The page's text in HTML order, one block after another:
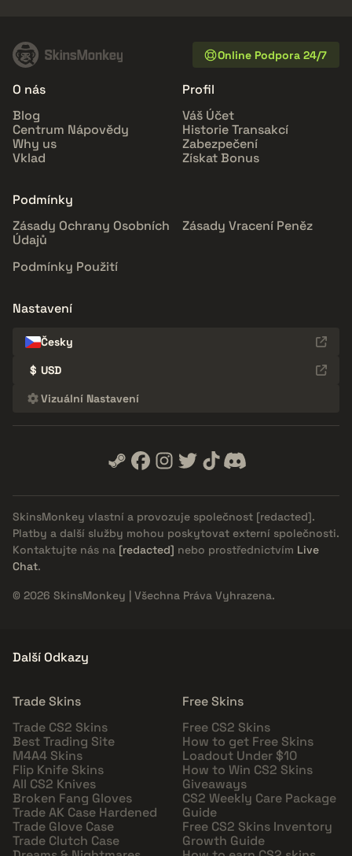
Online Podpora 24/7
O nás
Blog
Centrum Nápovědy
Why us
Vklad
Profil
Váš Účet
Historie Transakcí
Zabezpečení
Získat Bonus
Podmínky
Zásady Ochrany Osobních
Údajů
Zásady Vracení Peněz
Podmínky Použití
Nastavení
Česky
$ USD
Vizuální Nastavení
SkinsMonkey vlastní a provozuje společnost [redacted].
Platby a další služby mohou poskytovat externí společnosti.
Kontaktujte nás na [redacted] nebo prostřednictvím Live
Chat.
© 2026 SkinsMonkey | Všechna Práva Vyhrazena.
Další Odkazy
Trade Skins
Trade CS2 Skins
Best Trading Site
M4A4 Skins
Flip Knife Skins
All CS2 Knives
Broken Fang Gloves
Trade AK Case Hardened
Trade Glove Case
Trade Clutch Case
Free Skins
Free CS2 Skins
How to get Free Skins
Loadout Under $10
How to Win CS2 Skins
Giveaways
CS2 Weekly Care Package
Guide
Free CS2 Skins Inventory
Growth Guide